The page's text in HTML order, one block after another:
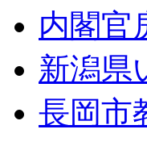
内閣官
新潟県
長岡市